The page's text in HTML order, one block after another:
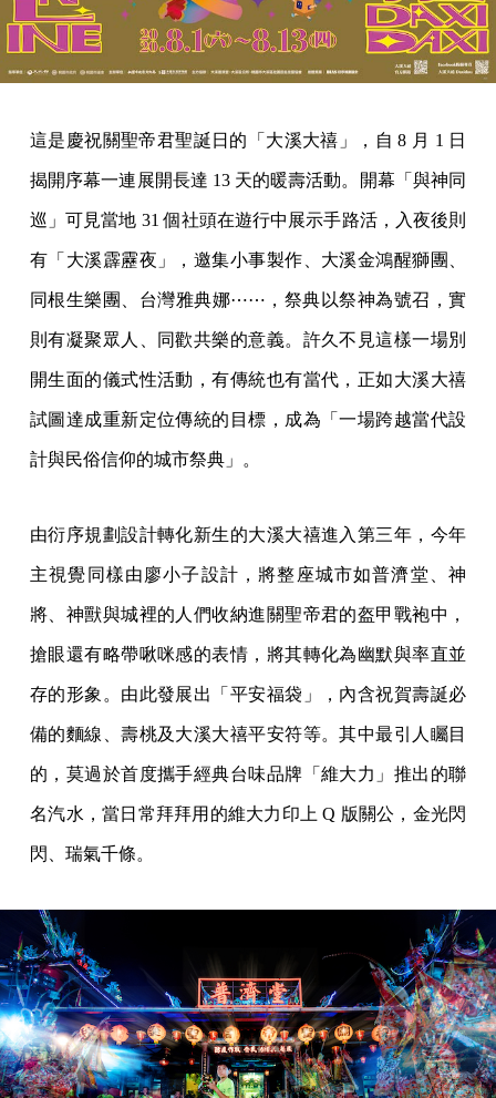
這是慶祝關聖帝君聖誕日的「大溪大禧」，自 8 月 1 日
揭開序幕一連展開長達 13 天的暖壽活動。開幕「與神同
巡」可見當地 31 個社頭在遊行中展示手路活，入夜後則
有「大溪霹靂夜」，邀集小事製作、大溪金鴻醒獅團、
同根生樂團、台灣雅典娜⋯⋯，祭典以祭神為號召，實
則有凝聚眾人、同歡共樂的意義。許久不見這樣一場別
開生面的儀式性活動，有傳統也有當代，正如大溪大禧
試圖達成重新定位傳統的目標，成為「一場跨越當代設
計與民俗信仰的城市祭典」。
由衍序規劃設計轉化新生的大溪大禧進入第三年，今年
主視覺同樣由廖小子設計，將整座城市如普濟堂、神
將、神獸與城裡的人們收納進關聖帝君的盔甲戰袍中，
搶眼還有略帶啾咪感的表情，將其轉化為幽默與率直並
存的形象。由此發展出「平安福袋」，內含祝賀壽誕必
備的麵線、壽桃及大溪大禧平安符等。其中最引人矚目
的，莫過於首度攜手經典台味品牌「維大力」推出的聯
名汽水，當日常拜拜用的維大力印上 Q 版關公，金光閃
閃、瑞氣千條。